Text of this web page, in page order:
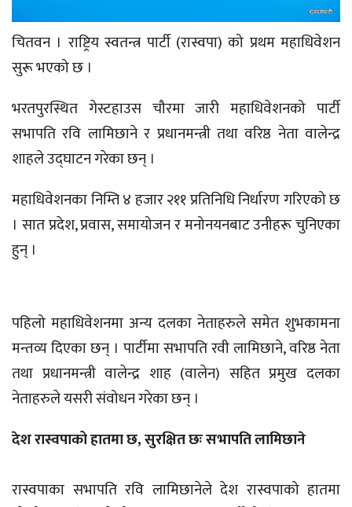
चितवन । राष्ट्रिय स्वतन्त्र पार्टी (रास्वपा) को प्रथम महाधिवेशन
सुरू भएको छ ।
भरतपुरस्थित गेस्टहाउस चौरमा जारी महाधिवेशनको पार्टी
सभापति रवि लामिछाने र प्रधानमन्त्री तथा वरिष्ठ नेता वालेन्द्र
शाहले उद्घाटन गरेका छन् ।
महाधिवेशनका निम्ति ४ हजार २११ प्रतिनिधि निर्धारण गरिएको छ
। सात प्रदेश, प्रवास, समायोजन र मनोनयनबाट उनीहरू चुनिएका
हुन् ।
पहिलो महाधिवेशनमा अन्य दलका नेताहरुले समेत शुभकामना
मन्तव्य दिएका छन् । पार्टीमा सभापति रवी लामिछाने, वरिष्ठ नेता
तथा प्रधानमन्त्री वालेन्द्र शाह (वालेन) सहित प्रमुख दलका
नेताहरुले यसरी संवोधन गरेका छन् ।
देश रास्वपाको हातमा छ, सुरक्षित छः सभापति लामिछाने
रास्वपाका सभापति रवि लामिछानेले देश रास्वपाको हातमा